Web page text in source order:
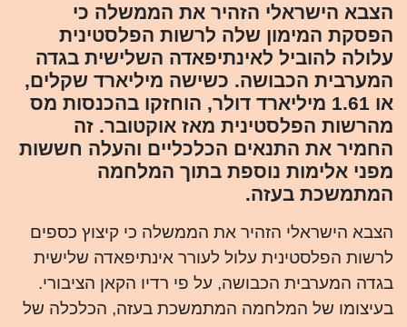
הצבא הישראלי הזהיר את הממשלה כי
הפסקת המימון שלה לרשות הפלסטינית
עלולה להוביל לאינתיפאדה השלישית בגדה
המערבית הכבושה. כשישה מיליארד שקלים,
או 1.61 מיליארד דולר, הוחזקו בהכנסות מס
מהרשות הפלסטינית מאז אוקטובר. זה
החמיר את התנאים הכלכליים והעלה חששות
מפני אלימות נוספת בתוך המלחמה
המתמשכת בעזה.
הצבא הישראלי הזהיר את הממשלה כי קיצוץ כספים
לרשות הפלסטינית עלול לעורר אינתיפאדה שלישית
בגדה המערבית הכבושה, על פי רדיו הקאן הציבורי.
בעיצומו של המלחמה המתמשכת בעזה, הכלכלה של